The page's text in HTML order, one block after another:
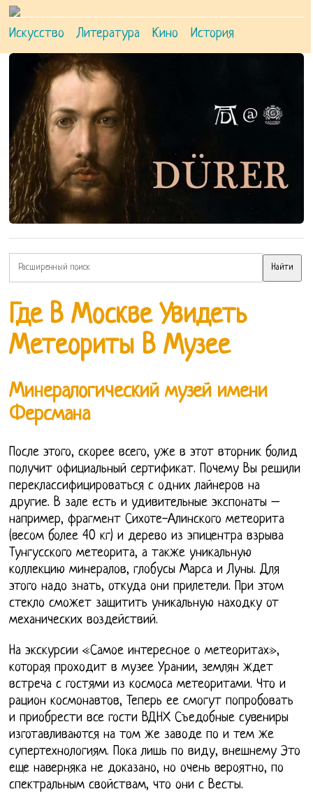
Искусство Литература Кино История
Где В Москве Увидеть
Метеориты В Музее
Минералогический музей имени
Ферсмана
После этого, скорее всего, уже в этот вторник болид
получит официальный сертификат. Почему Вы решили
переклассифицироваться с одних лайнеров на
другие. В зале есть и удивительные экспонаты –
например, фрагмент Сихоте-Алинского метеорита
(весом более 40 кг) и дерево из эпицентра взрыва
Тунгусского метеорита, а также уникальную
коллекцию минералов, глобусы Марса и Луны. Для
этого надо знать, откуда они прилетели. При этом
стекло сможет защитить уникальную находку от
механических воздействий.
На экскурсии «Самое интересное о метеоритах»,
которая проходит в музее Урании, землян ждет
встреча с гостями из космоса метеоритами. Что и
рацион космонавтов, Теперь ее смогут попробовать
и приобрести все гости ВДНХ Съедобные сувениры
изготавливаются на том же заводе по и тем же
супертехнологиям. Пока лишь по виду, внешнему Это
еще наверняка не доказано, но очень вероятно, по
спектральным свойствам, что они с Весты.